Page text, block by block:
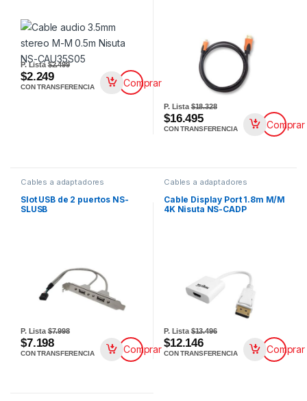
P. Lista$2.499
$2.249
CON TRANSFERENCIA Comprar
P. Lista$18.328
$16.495
CON TRANSFERENCIA Comprar
Cables a adaptadores
Slot USB de 2 puertos NS-
SLUSB
P. Lista$7.998
$7.198
CON TRANSFERENCIA Comprar
Cables a adaptadores
Cable Display Port 1.8m M/M
4K Nisuta NS-CADP
P. Lista$13.496
$12.146
CON TRANSFERENCIA Comprar